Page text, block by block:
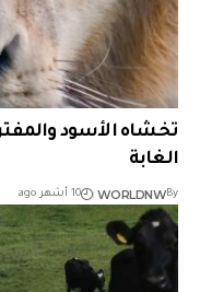
تخشاه الأسود
الغابة
By
WORLDNW 10 أشهر ago